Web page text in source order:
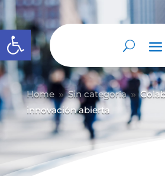
Abrir barra de herramientas
Home 9 Sin categoría 9
innovación abierta